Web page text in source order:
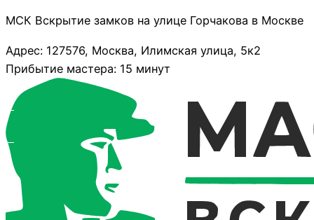
МСК Вскрытие замков на улице Горчакова в Москве
Адрес: 127576, Москва, Илимская улица, 5к2
Прибытие мастера: 15 минут